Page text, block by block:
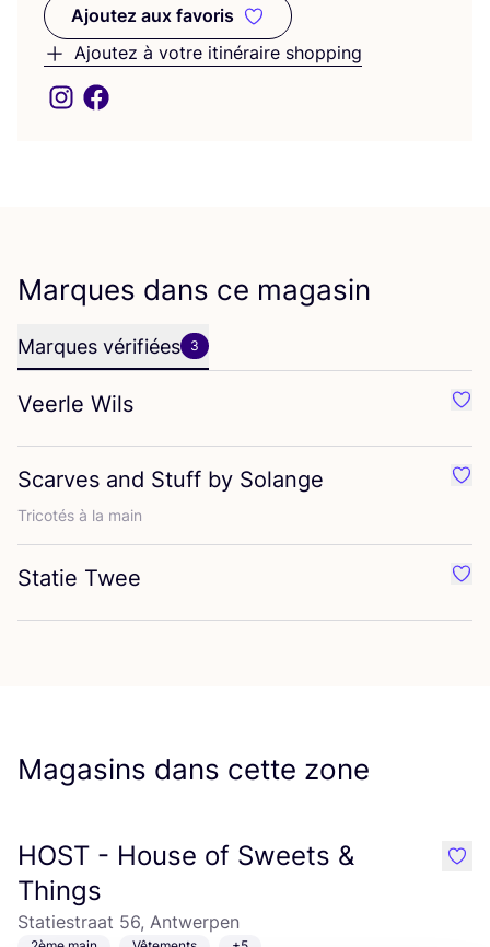
Ajoutez aux favoris
Ajoutez aux favoris
Ajoutez à votre itinéraire shopping
Marques dans ce magasin
Marques vérifiées 3
Veerle Wils
Scarves and Stuff by Solange
Tri­co­tés à la main
Statie Twee
Magasins dans cette zone
HOST - House of Sweets &
Things
Statiestraat 56, Antwerpen
like